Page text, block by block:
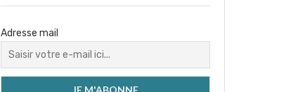
Adresse mail